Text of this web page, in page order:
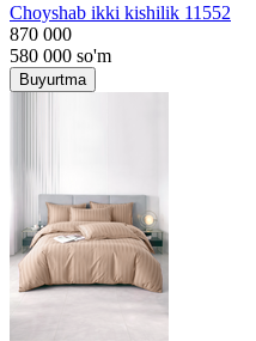
Choyshab ikki kishilik 11552
870 000
580 000 so'm
Buyurtma